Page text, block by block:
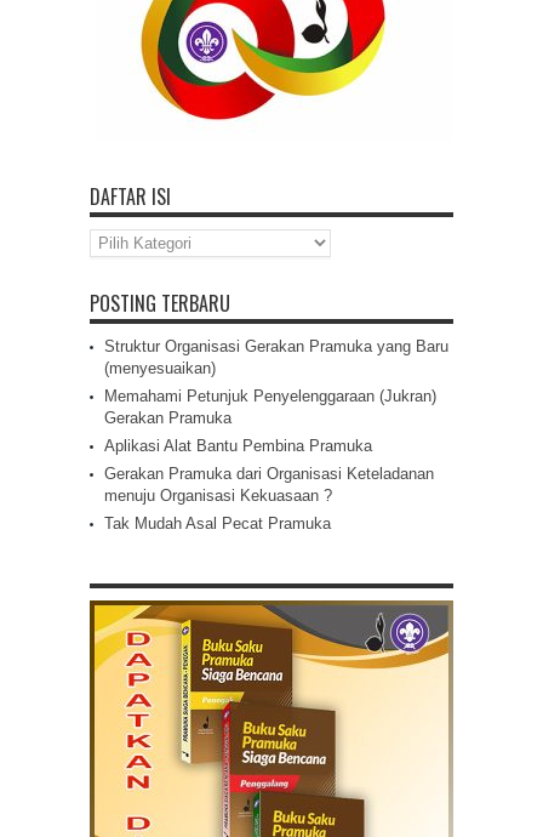
DAFTAR ISI
Daftar
Isi
POSTING TERBARU
Struktur Organisasi Gerakan Pramuka yang Baru
(menyesuaikan)
Memahami Petunjuk Penyelenggaraan (Jukran)
Gerakan Pramuka
Aplikasi Alat Bantu Pembina Pramuka
Gerakan Pramuka dari Organisasi Keteladanan
menuju Organisasi Kekuasaan ?
Tak Mudah Asal Pecat Pramuka